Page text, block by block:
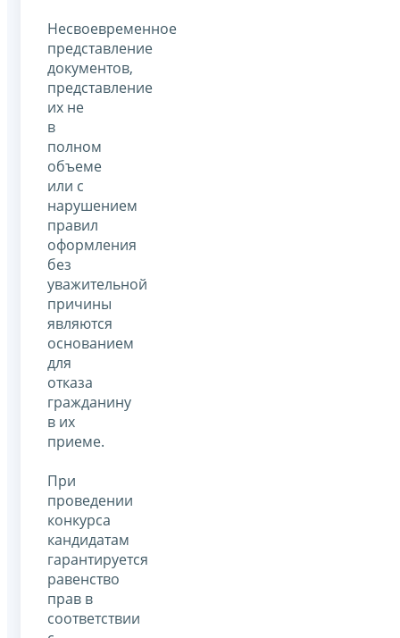
Несвоевременное
представление
документов,
представление
их не
в
полном
объеме
или с
нарушением
правил
оформления
без
уважительной
причины
являются
основанием
для
отказа
гражданину
в их
приеме.
При
проведении
конкурса
кандидатам
гарантируется
равенство
прав в
соответствии